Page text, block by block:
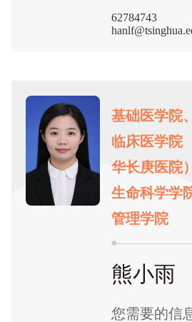
62784743
基础医学院
临床医学院
华长庚医院）
生命科学学
管理学院
熊小雨
您需要的信